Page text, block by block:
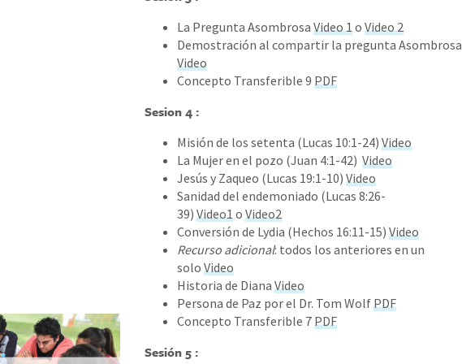
La Pregunta AsombrosaVideo 1oVideo 2
Demostración al compartir la pregunta Asombrosa
Video
Concepto Transferible 9PDF
Sesion 4 :
Misión de los setenta (Lucas 10:1-24)Video
La Mujer en el pozo (Juan 4:1-42)Video
Jesús y Zaqueo (Lucas 19:1-10)Video
Sanidad del endemoniado (Lucas 8:26-
39)Video1oVideo2
Conversión de Lydia (Hechos 16:11-15)Video
Recurso adicional: todos los anteriores en un
soloVideo
Historia de DianaVideo
Persona de Paz por el Dr. Tom WolfPDF
Concepto Transferible 7PDF
Sesión 5 :